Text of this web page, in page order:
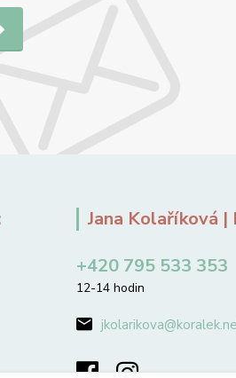
Jana Kolaříková
+420 795 533 353
12-14 hodin